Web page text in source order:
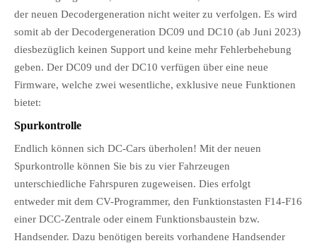
der neuen Decodergeneration nicht weiter zu verfolgen. Es wird
somit ab der Decodergeneration DC09 und DC10 (ab Juni 2023)
diesbezüglich keinen Support und keine mehr Fehlerbehebung
geben. Der DC09 und der DC10 verfügen über eine neue
Firmware, welche zwei wesentliche, exklusive neue Funktionen
bietet:
Spurkontrolle
Endlich können sich DC-Cars überholen! Mit der neuen
Spurkontrolle können Sie bis zu vier Fahrzeugen
unterschiedliche Fahrspuren zugeweisen. Dies erfolgt
entweder mit dem CV-Programmer, den Funktionstasten F14-F16
einer DCC-Zentrale oder einem Funktionsbaustein bzw.
Handsender. Dazu benötigen bereits vorhandene Handsender